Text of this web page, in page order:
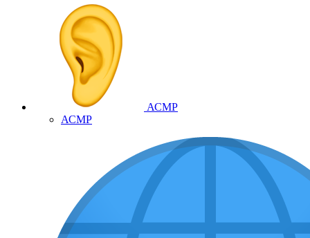
АСМР
АСМР